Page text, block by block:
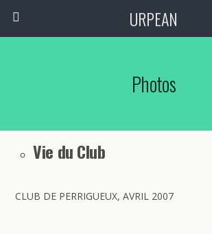
URPEAN
Photos
Vie du Club
CLUB DE PERRIGUEUX, AVRIL 2007